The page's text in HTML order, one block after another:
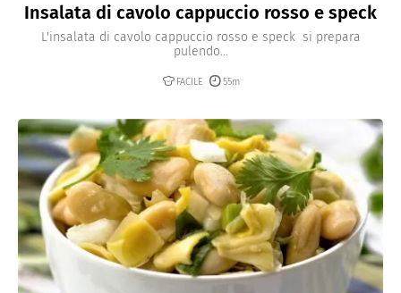
Insalata di cavolo cappuccio rosso e speck
L'insalata di cavolo cappuccio rosso e speck si prepara
pulendo...
FACILE 55m